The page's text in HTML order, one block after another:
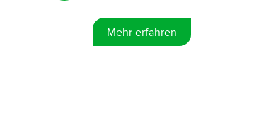
Mehr erfahren